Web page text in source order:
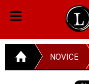
NOVICE